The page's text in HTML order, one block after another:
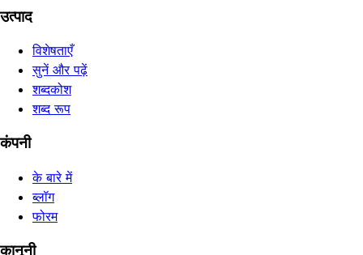
उत्पाद
विशेषताएँ
सुनें और पढ़ें
शब्दकोश
शब्द रूप
कंपनी
के बारे में
ब्लॉग
फोरम
कानूनी